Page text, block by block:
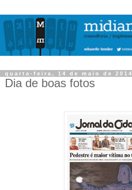
quarta-feira, 14 de maio de 2014
Dia de boas fotos